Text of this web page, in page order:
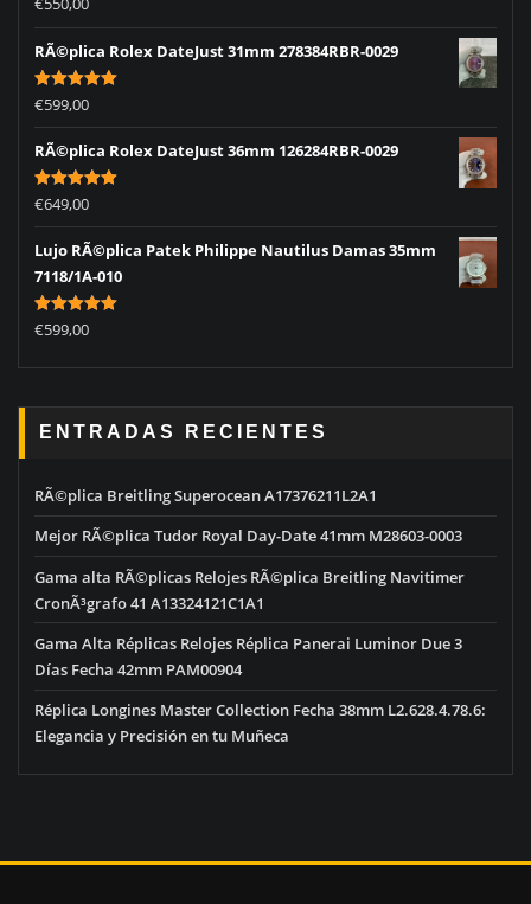
out of 5
RÃ©plica Rolex DateJust 31mm 278384RBR-0029
Rated5.00
out of 5
€599,00
RÃ©plica Rolex DateJust 36mm 126284RBR-0029
Rated5.00
out of 5
€649,00
Lujo RÃ©plica Patek Philippe Nautilus Damas 35mm
7118/1A-010
Rated5.00
out of 5
€599,00
ENTRADAS RECIENTES
RÃ©plica Breitling Superocean A17376211L2A1
Mejor RÃ©plica Tudor Royal Day-Date 41mm M28603-0003
Gama alta RÃ©plicas Relojes RÃ©plica Breitling Navitimer
CronÃ³grafo 41 A13324121C1A1
Gama Alta Réplicas Relojes Réplica Panerai Luminor Due 3
Días Fecha 42mm PAM00904
Réplica Longines Master Collection Fecha 38mm L2.628.4.78.6:
Elegancia y Precisión en tu Muñeca